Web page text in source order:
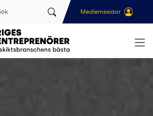
Sök Medlemssidor